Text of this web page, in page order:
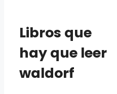
Libros que
hay que leer
waldorf